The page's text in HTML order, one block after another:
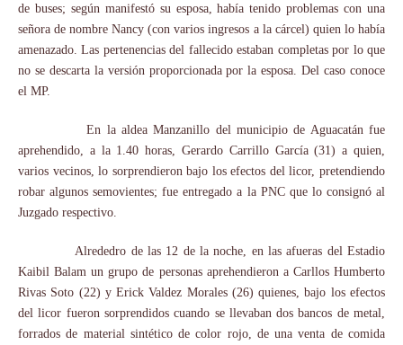
de buses; según manifestó su esposa, había tenido problemas con una
señora de nombre Nancy (con varios ingresos a la cárcel) quien lo había
amenazado. Las pertenencias del fallecido estaban completas por lo que
no se descarta la versión proporcionada por la esposa. Del caso conoce
el MP.
En la aldea Manzanillo del municipio de Aguacatán fue
aprehendido, a la 1.40 horas, Gerardo Carrillo García (31) a quien,
varios vecinos, lo sorprendieron bajo los efectos del licor, pretendiendo
robar algunos semovientes; fue entregado a la PNC que lo consignó al
Juzgado respectivo.
Alrededro de las 12 de la noche, en las afueras del Estadio
Kaibil Balam un grupo de personas aprehendieron a Carllos Humberto
Rivas Soto (22) y Erick Valdez Morales (26) quienes, bajo los efectos
del licor fueron sorprendidos cuando se llevaban dos bancos de metal,
forrados de material sintético de color rojo, de una venta de comida